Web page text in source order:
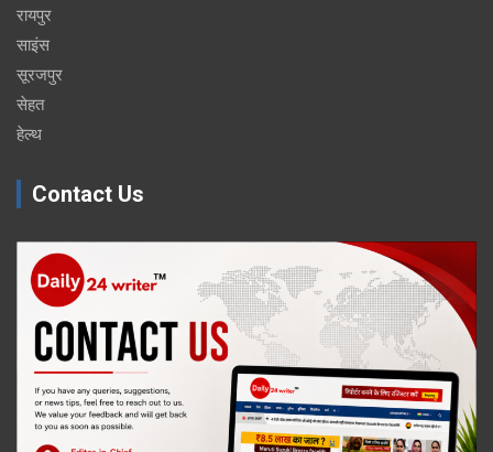
रायपुर
साइंस
सूरजपुर
सेहत
हेल्थ
Contact Us